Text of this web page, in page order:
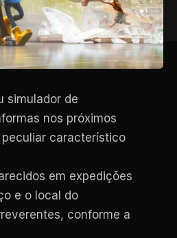
simulador de
nos próximos
característico
em expedições
e o local do
conforme a